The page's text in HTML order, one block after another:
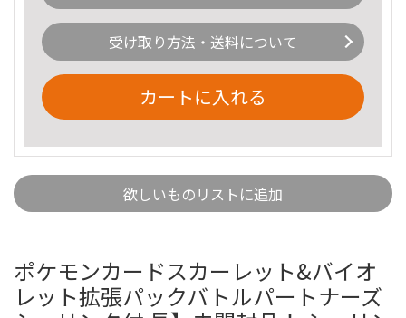
受け取り方法・送料について
カートに入れる
欲しいものリストに追加
ポケモンカードスカーレット&バイオ
レット拡張パックバトルパートナーズ